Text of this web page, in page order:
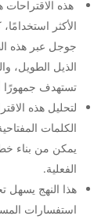
هذه
الأكثر
جوجل عبر هذه
الذيل الطويل،
تستهدف جمهورًا
لتحليل هذه
الكلمات
يمكن من بناء
الفعلية.
هذا النهج يسهل
استفسارات